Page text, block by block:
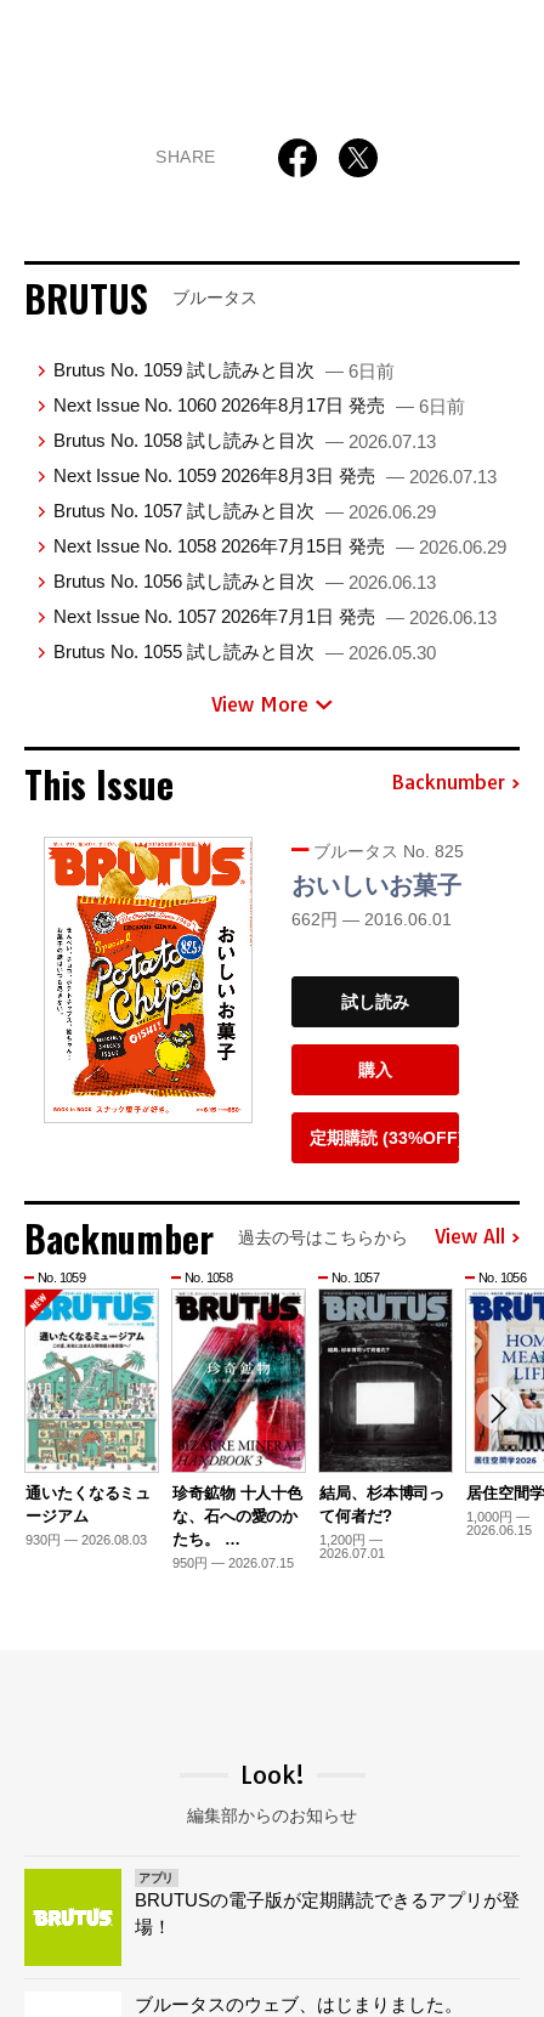
SHARE
BRUTUS ブルータス
Brutus No. 1059 試し読みと目次 — 6日前
Next Issue No. 1060 2026年8月17日 発売 — 6日前
Brutus No. 1058 試し読みと目次 — 2026.07.13
Next Issue No. 1059 2026年8月3日 発売 — 2026.07.13
Brutus No. 1057 試し読みと目次 — 2026.06.29
Next Issue No. 1058 2026年7月15日 発売 — 2026.06.29
Brutus No. 1056 試し読みと目次 — 2026.06.13
Next Issue No. 1057 2026年7月1日 発売 — 2026.06.13
Brutus No. 1055 試し読みと目次 — 2026.05.30
View More
This Issue Backnumber
ブルータス No. 825
おいしいお菓子
662円 — 2016.06.01
試し読み
購入
定期購読 (33%OFF)
Backnumber 過去の号はこちらから View All
No. 1059
通いたくなるミュ
ージアム
930円 — 2026.08.03
No. 1058
珍奇鉱物 十人十色
な、石への愛のか
たち。 …
950円 — 2026.07.15
No. 1057
結局、杉本博司っ
て何者だ?
1,200円 —
2026.07.01
No. 1056
居住空間
1,000円 —
2026.06.15
Look!
編集部からのお知らせ
アプリ
BRUTUSの電子版が定期購読できるアプリが登
場！
ブルータスのウェブ、はじまりました。